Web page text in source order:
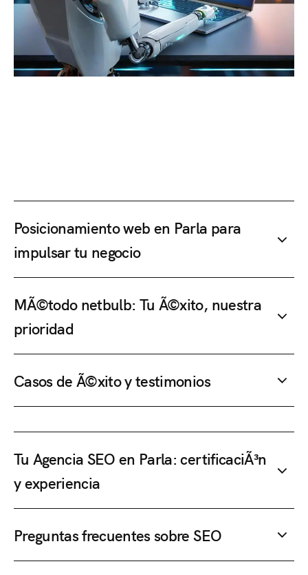
Posicionamiento web en Parla para
impulsar tu negocio
MÃ©todo netbulb: Tu Ã©xito, nuestra
prioridad
Casos de Ã©xito y testimonios
Tu Agencia SEO en Parla: certificaciÃ³n
y experiencia
Preguntas frecuentes sobre SEO